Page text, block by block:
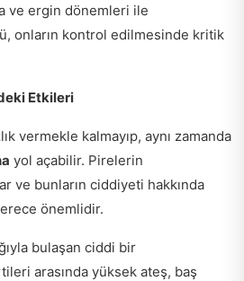
ve ergin dönemleri ile
onların kontrol edilmesinde kritik
Etkileri
vermekle kalmayıp, aynı zamanda
yol açabilir. Pirelerin
ve bunların ciddiyeti hakkında
önemlidir.
bulaşan ciddi bir
arasında yüksek ateş, baş